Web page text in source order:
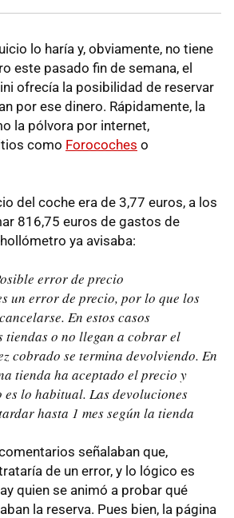
lo haría y, obviamente, no tiene
este pasado fin de semana, el
ofrecía la posibilidad de reservar
por ese dinero. Rápidamente, la
la pólvora por internet,
como Forocoches o
del coche era de 3,77 euros, a los
816,75 euros de gastos de
ya avisaba:
error de precio
un error de precio, por lo que los
En estos casos
tiendas o no llegan a cobrar el
cobrado se termina devolviendo. En
tienda ha aceptado el precio y
es lo habitual. Las devoluciones
hasta 1 mes según la tienda
señalaban que,
de un error, y lo lógico es
quien se animó a probar qué
la reserva. Pues bien, la página